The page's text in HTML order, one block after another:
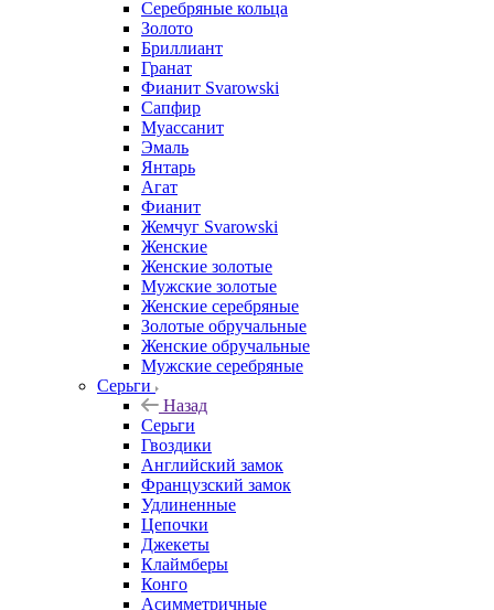
Серебряные кольца
Золото
Бриллиант
Гранат
Фианит Svarowski
Сапфир
Муассанит
Эмаль
Янтарь
Агат
Фианит
Жемчуг Svarowski
Женские
Женские золотые
Мужские золотые
Женские серебряные
Золотые обручальные
Женские обручальные
Мужские серебряные
Серьги
Назад
Серьги
Гвоздики
Английский замок
Французский замок
Удлиненные
Цепочки
Джекеты
Клаймберы
Конго
Асимметричные